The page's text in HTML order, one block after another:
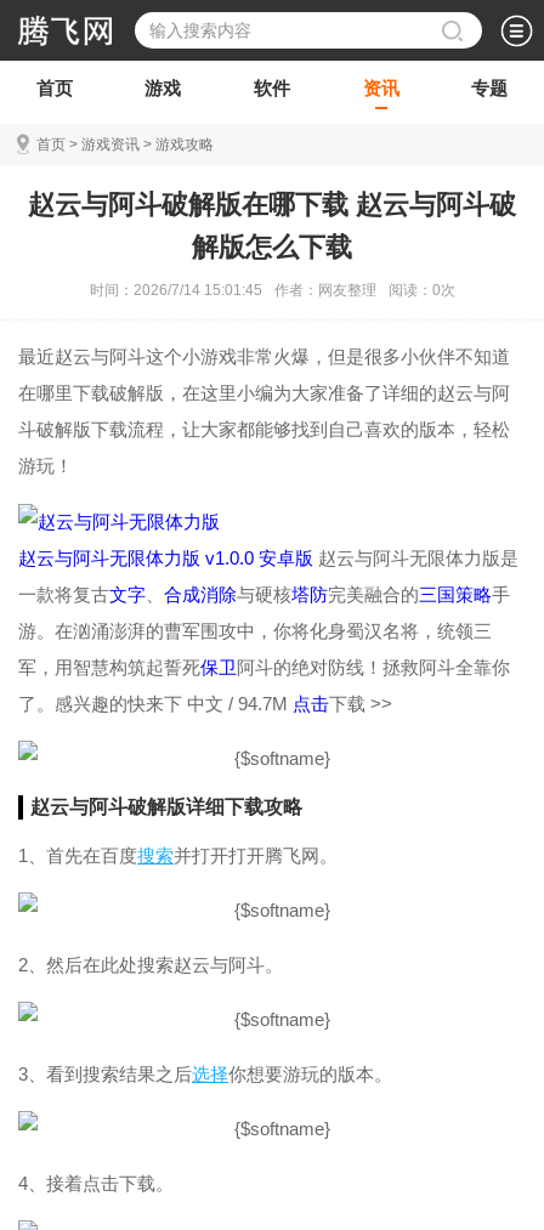
首页 游戏 软件 资讯 专题
首页 > 游戏资讯 > 游戏攻略
赵云与阿斗破解版在哪下载 赵云与阿斗破
解版怎么下载
时间：2026/7/14 15:01:45 作者：网友整理 阅读： 0次
最近赵云与阿斗这个小游戏非常火爆，但是很多小伙伴不知道
在哪里下载破解版，在这里小编为大家准备了详细的赵云与阿
斗破解版下载流程，让大家都能够找到自己喜欢的版本，轻松
游玩！
赵云与阿斗无限体力版 v1.0.0 安卓版 赵云与阿斗无限体力版是
一款将复古文字 合成消除与硬核塔防完美融合的三国策略手
游。在汹涌澎湃的曹军围攻中，你将化身蜀汉名将，统领三
军，用智慧构筑起誓死保卫阿斗的绝对防线！拯救阿斗全靠你
了。感兴趣的快来下 中文 / 94.7M 点击下载 >>
赵云与阿斗破解版详细下载攻略
1、首先在百度搜索并打开打开腾飞网。
2、然后在此处搜索赵云与阿斗。
3、看到搜索结果之后选择你想要游玩的版本。
4、接着点击下载。